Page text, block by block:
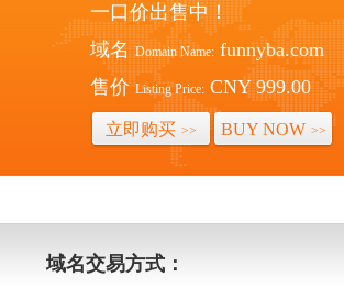
一口价出售中！
域名 Domain Name: funnyba.com
售价 Listing Price: CNY 999.00
立即购买 >> BUY NOW >>
域名交易方式：